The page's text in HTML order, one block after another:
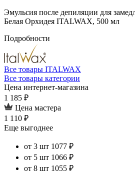
Эмульсия после депиляции для
Белая Орхидея ITALWAX, 500 мл
Подробности
Все товары ITALWAX
Все товары категории
Цена интернет-магазина
1 185 ₽
Цена мастера
1 110 ₽
Еще выгоднее
от 3 шт 1077 ₽
от 5 шт 1066 ₽
от 8 шт 1055 ₽